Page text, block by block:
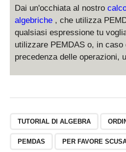
4
)
\
ti
m
es
di
1
Dai un'occhiata al nostro
algebriche , che utilizza
qualsiasi espressione tu
utilizzare PEMDAS o, in
precedenza delle operazioni,
TUTORIAL DI ALGEBRA
PEMDAS PER FAVORE